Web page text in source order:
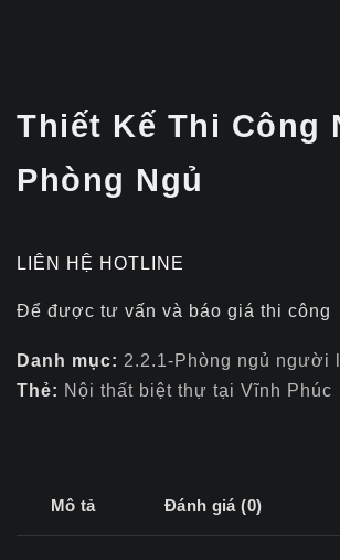
Thiết Kế Thi Công
Phòng Ngủ
LIÊN HỆ HOTLINE
Để được tư vấn và báo giá thi công
Danh mục: 2.2.1-Phòng ngủ người
Thẻ: Nội thất biệt thự tại Vĩnh Phúc
Mô tả Đánh giá (0)